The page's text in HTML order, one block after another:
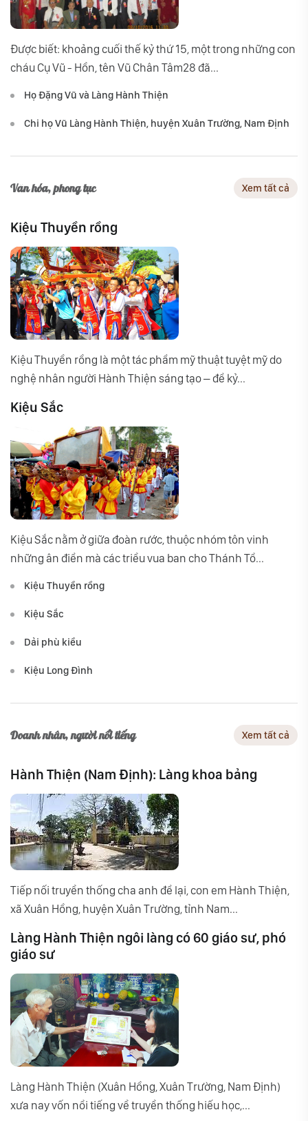
Được biết: khoảng cuối thế kỷ thứ 15, một trong những con
cháu Cụ Vũ - Hồn, tên Vũ Chân Tâm28 đã...
Họ Đặng Vũ và Làng Hành Thiện
Chi họ Vũ Làng Hành Thiện, huyện Xuân Trường, Nam Định
Văn hóa, phong tục Xem tất cả
Kiệu Thuyền rồng
Kiệu Thuyền rồng là một tác phẩm mỹ thuật tuyệt mỹ do
nghệ nhân người Hành Thiện sáng tạo – để kỷ...
Kiệu Sắc
Kiệu Sắc nằm ở giữa đoàn rước, thuộc nhóm tôn vinh
những ân điển mà các triều vua ban cho Thánh Tổ...
Kiệu Thuyền rồng
Kiệu Sắc
Dải phù kiều
Kiệu Long Đình
Doanh nhân, người nổi tiếng Xem tất cả
Hành Thiện (Nam Định): Làng khoa bảng
Tiếp nối truyền thống cha anh để lại, con em Hành Thiện,
xã Xuân Hồng, huyện Xuân Trường, tỉnh Nam...
Làng Hành Thiện ngôi làng có 60 giáo sư, phó
giáo sư
Làng Hành Thiện (Xuân Hồng, Xuân Trường, Nam Định)
xưa nay vốn nổi tiếng về truyền thống hiếu học,...